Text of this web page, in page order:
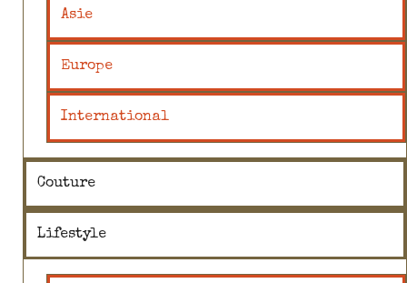
Asie
Europe
International
Couture
Lifestyle